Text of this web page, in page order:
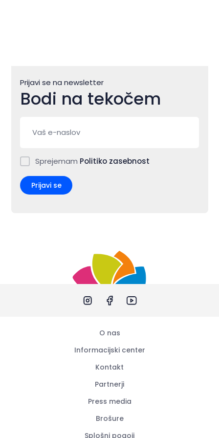
Prijavi se na newsletter
Bodi na tekočem
Sprejemam Politiko zasebnost
Prijavi se
O nas
Informacijski center
Kontakt
Partnerji
Press media
Brošure
Splošni pogoji